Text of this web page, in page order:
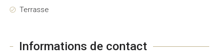
Terrasse
Informations de contact